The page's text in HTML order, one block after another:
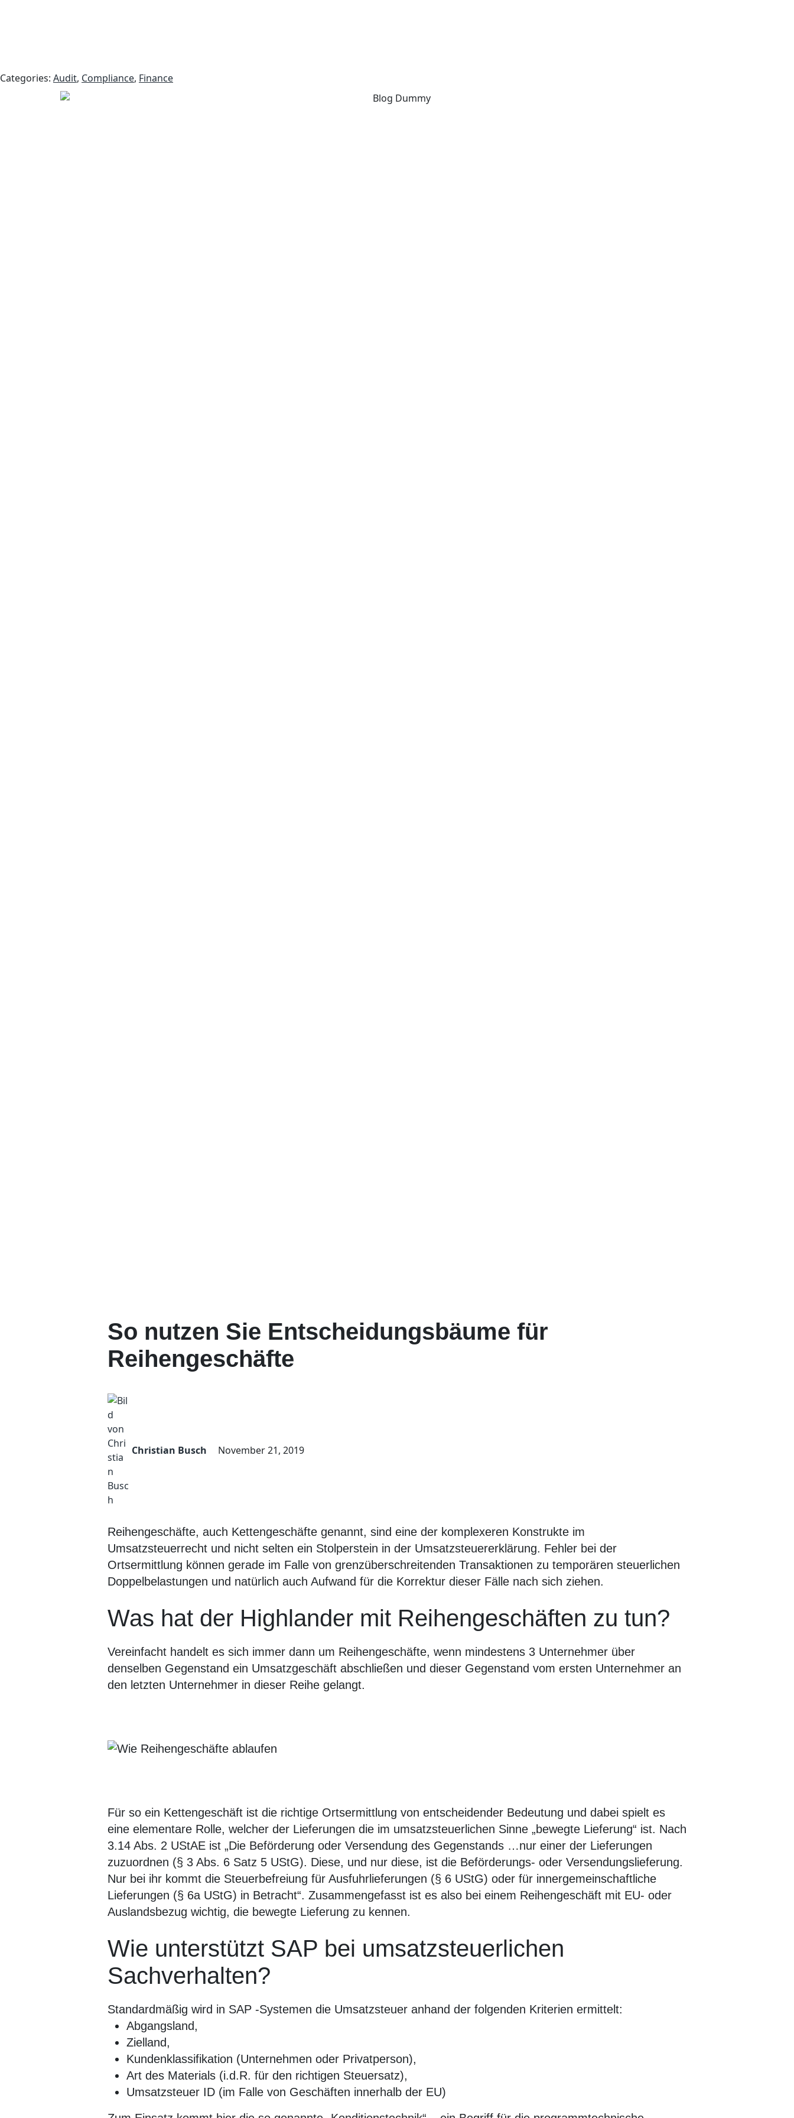
Categories: Audit, Compliance, Finance
So nutzen Sie Entscheidungsbäume für
Reihengeschäfte
Christian Busch November 21, 2019
Reihengeschäfte, auch Kettengeschäfte genannt, sind eine der komplexeren Konstrukte im
Umsatzsteuerrecht und nicht selten ein Stolperstein in der Umsatzsteuererklärung. Fehler bei der
Ortsermittlung können gerade im Falle von grenzüberschreitenden Transaktionen zu temporären steuerlichen
Doppelbelastungen und natürlich auch Aufwand für die Korrektur dieser Fälle nach sich ziehen.
Was hat der Highlander mit Reihengeschäften zu tun?
Vereinfacht handelt es sich immer dann um Reihengeschäfte, wenn mindestens 3 Unternehmer über
denselben Gegenstand ein Umsatzgeschäft abschließen und dieser Gegenstand vom ersten Unternehmer an
den letzten Unternehmer in dieser Reihe gelangt.
Für so ein Kettengeschäft ist die richtige Ortsermittlung von entscheidender Bedeutung und dabei spielt es
eine elementare Rolle, welcher der Lieferungen die im umsatzsteuerlichen Sinne „bewegte Lieferung“ ist. Nach
3.14 Abs. 2 UStAE ist „Die Beförderung oder Versendung des Gegenstands …nur einer der Lieferungen
zuzuordnen (§ 3 Abs. 6 Satz 5 UStG). Diese, und nur diese, ist die Beförderungs- oder Versendungslieferung.
Nur bei ihr kommt die Steuerbefreiung für Ausfuhrlieferungen (§ 6 UStG) oder für innergemeinschaftliche
Lieferungen (§ 6a UStG) in Betracht“. Zusammengefasst ist es also bei einem Reihengeschäft mit EU- oder
Auslandsbezug wichtig, die bewegte Lieferung zu kennen.
Wie unterstützt SAP bei umsatzsteuerlichen
Sachverhalten?
Standardmäßig wird in SAP -Systemen die Umsatzsteuer anhand der folgenden Kriterien ermittelt:
Abgangsland,
Zielland,
Kundenklassifikation (Unternehmen oder Privatperson),
Art des Materials (i.d.R. für den richtigen Steuersatz),
Umsatzsteuer ID (im Falle von Geschäften innerhalb der EU)